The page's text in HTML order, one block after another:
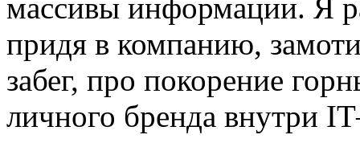
массивы информации. Я
придя в компанию,
забег, про покорение
личного бренда внутри